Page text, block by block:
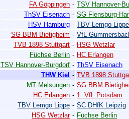
FA Göppingen - TSV Hannover-
ThSV Eisenach - SG Flensburg-
HSV Hamburg - TBV Lemgo Lippe
SG BBM Bietigheim - VfL
TVB 1898 Stuttgart - HSG Wetzlar
Füchse Berlin - HC Erlangen
TSV Hannover-Burgdorf - ThSV Eisenach
THW Kiel - TVB 1898
MT Melsungen - SG BBM
HC Erlangen - 1. VfL Potsdam
TBV Lemgo Lippe - SC DHfK Leipzig
HSG Wetzlar - Füchse Berlin